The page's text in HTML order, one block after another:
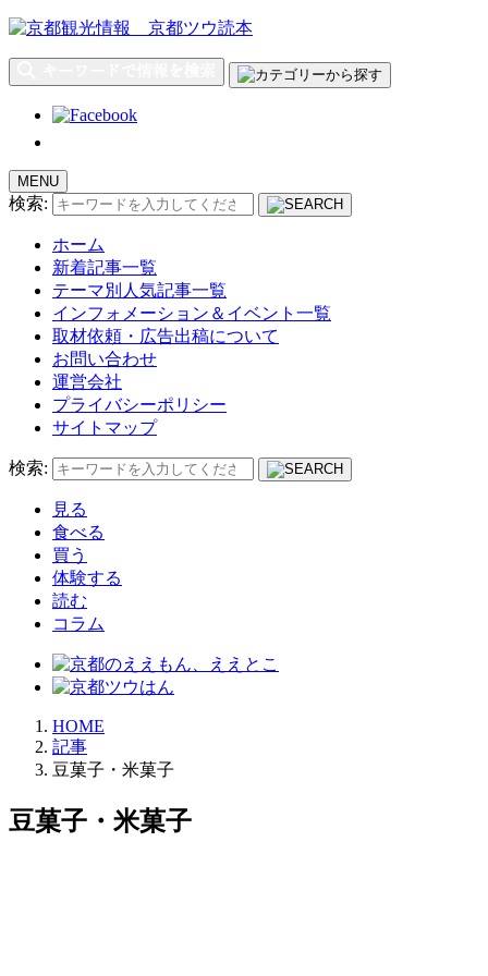
MENU
検索:
ホーム
新着記事一覧
テーマ別人気記事一覧
インフォメーション＆イベント一覧
取材依頼・広告出稿について
お問い合わせ
運営会社
プライバシーポリシー
サイトマップ
検索:
見る
食べる
買う
体験する
読む
コラム
HOME
記事
豆菓子・米菓子
豆菓子・米菓子